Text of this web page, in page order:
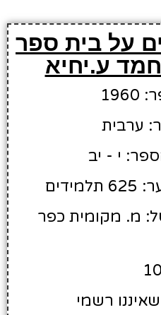
על בית ספר
ע.יחיא
ערבית
י - יב
מ. מקומית כפר
רשמי